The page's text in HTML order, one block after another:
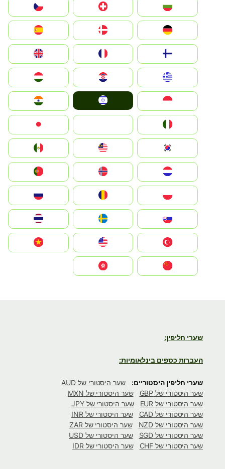
България
Switzerland
Czechia
Deutschland
Denmark
United Kingdom
Hrvatska
Magyarország
Indonesia
South Korea
Nederland
Portugal
România
Slovensko
United States
Vietnam
שערי חליפין:
העברות כספים בינלאומיות:
שערי חליפין היסטוריים:
שער היסטורי של AUD
שער היסטורי של GBP
שער היסטורי של MXN
שער היסטורי של EUR
שער היסטורי של JPY
שער היסטורי של CAD
שער היסטורי של INR
שער היסטורי של NZD
שער היסטורי של ZAR
שער היסטורי של SGD
שער היסטורי של USD
שער היסטורי של CHF
שער היסטורי של IDR